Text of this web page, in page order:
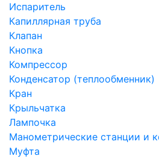
Испаритель
Капиллярная труба
Клапан
Кнопка
Компрессор
Конденсатор (теплообменник)
Кран
Крыльчатка
Лампочка
Манометрические станции и
Муфта